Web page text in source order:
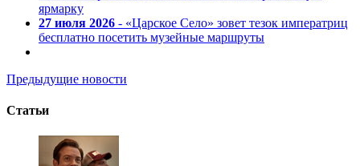
ярмарку
27 июля 2026 - «Царское Село» зовет тезок императриц
бесплатно посетить музейные маршруты
Предыдущие новости
Статьи